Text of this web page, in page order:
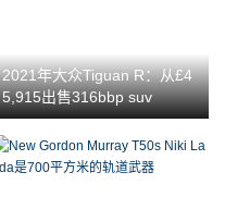
2021年大众Tiguan R：从£4
5,915出售316bbp suv